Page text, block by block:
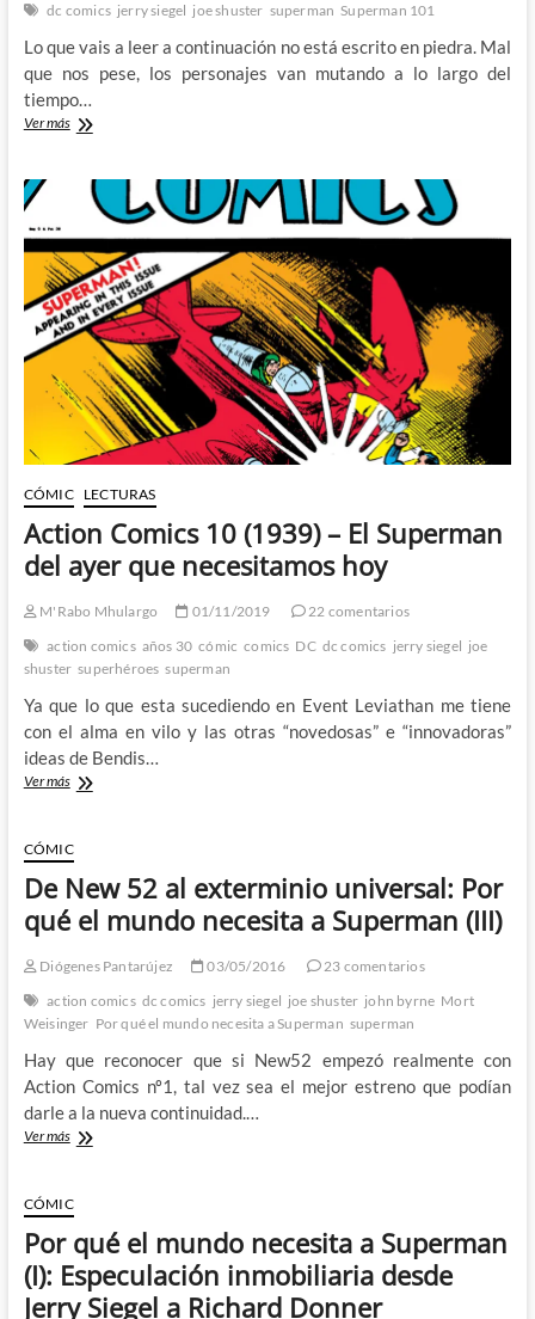
dc comics jerry siegel joe shuster superman Superman 101
Lo que vais a leer a continuación no está escrito en piedra. Mal
que nos pese, los personajes van mutando a lo largo del
tiempo…
Ver más¿Quién
Superman
101
CÓMIC LECTURAS
Action Comics 10 (1939) – El Superman
del ayer que necesitamos hoy
M'Rabo Mhulargo 01/11/2019
22 comentarios
action comics años 30 cómic comics DC dc comics jerry siegel joe
shuster superhéroes superman
Ya que lo que esta sucediendo en Event Leviathan me tiene
con el alma en vilo y las otras “novedosas” e “innovadoras”
ideas de Bendis…
Ver másAction
(1939)
–
El
Superman
del
que
necesitamos
CÓMIC
De New 52 al exterminio universal: Por
qué el mundo necesita a Superman (III)
Diógenes Pantarújez 03/05/2016
23 comentarios
action comics dc comics jerry siegel joe shuster john byrne Mort
Weisinger Por qué el mundo necesita a Superman superman
Hay que reconocer que si New52 empezó realmente con
Action Comics nº1, tal vez sea el mejor estreno que podían
darle a la nueva continuidad.…
Ver másDe
al
exterminio
universal:
Por
qué
el
CÓMIC
Por qué el mundo necesita a Superman
(I): Especulación inmobiliaria desde
Jerry Siegel a Richard Donner